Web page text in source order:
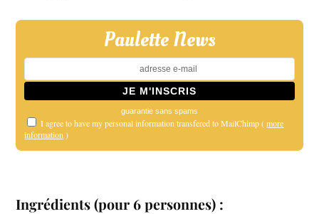
Paulette News
guarantie sans spams
I agree to have my personal information transfered to MailChimp (more
information )
Ingrédients (pour 6 personnes) :